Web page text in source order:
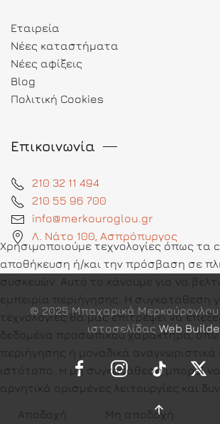
Εταιρεία
Νέες καταστήματα
Νέες αφίξεις
Blog
Πολιτική Cookies
Επικοινωνία
210 32 11 494
210 55 96 700
info@merkouroglou.gr
Λ. Νάτο 100, Ασπρόπυργος
© 2025 Μπαχαρικά
ιστοσελίδας Web
Χρησιμοποιούμε τεχνολογίες όπως τα
αποθήκευση ή/και την πρόσβαση σε
συσκευών. Αυτό το κάνουμε για να
εμπειρία περιήγησης. Η συγκατάθεση
τεχνολογίες θα μας επιτρέψει να
δεδομένα προσωπικού χαρακτήρα,
περιήγησης ή μοναδικά
ιστότοπο. Η μη συγκατάθεση μπορεί
αρνητικά ορισμένες λειτουργίες και
Αποδοχή Μη αποδοχή